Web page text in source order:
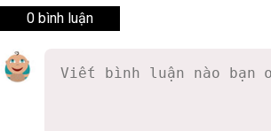
0 bình luận